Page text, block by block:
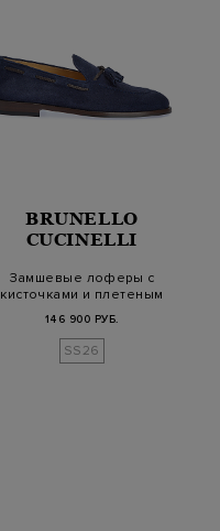
BRUNELLO
CUCINELLI
Замшевые лоферы с
кисточками и плетеным
146 900 РУБ.
SS26